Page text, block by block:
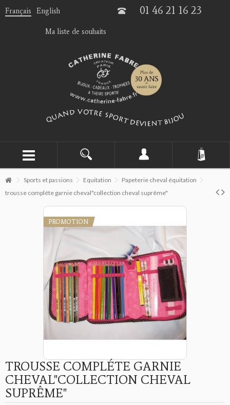
Français English 01 46 21 16 23
Ma liste de souhaits
Sports et passions Equitation
Papeterie cheval équitation
trousse compléte garnie cheval"collection cheval suprême"
PROMOTION
TROUSSE COMPLÉTE GARNIE
CHEVAL"COLLECTION CHEVAL
SUPRÊME"